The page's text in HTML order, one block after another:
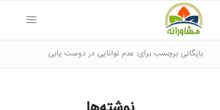
بایگانی برچسب برای: عدم توانایی در دوست یابی